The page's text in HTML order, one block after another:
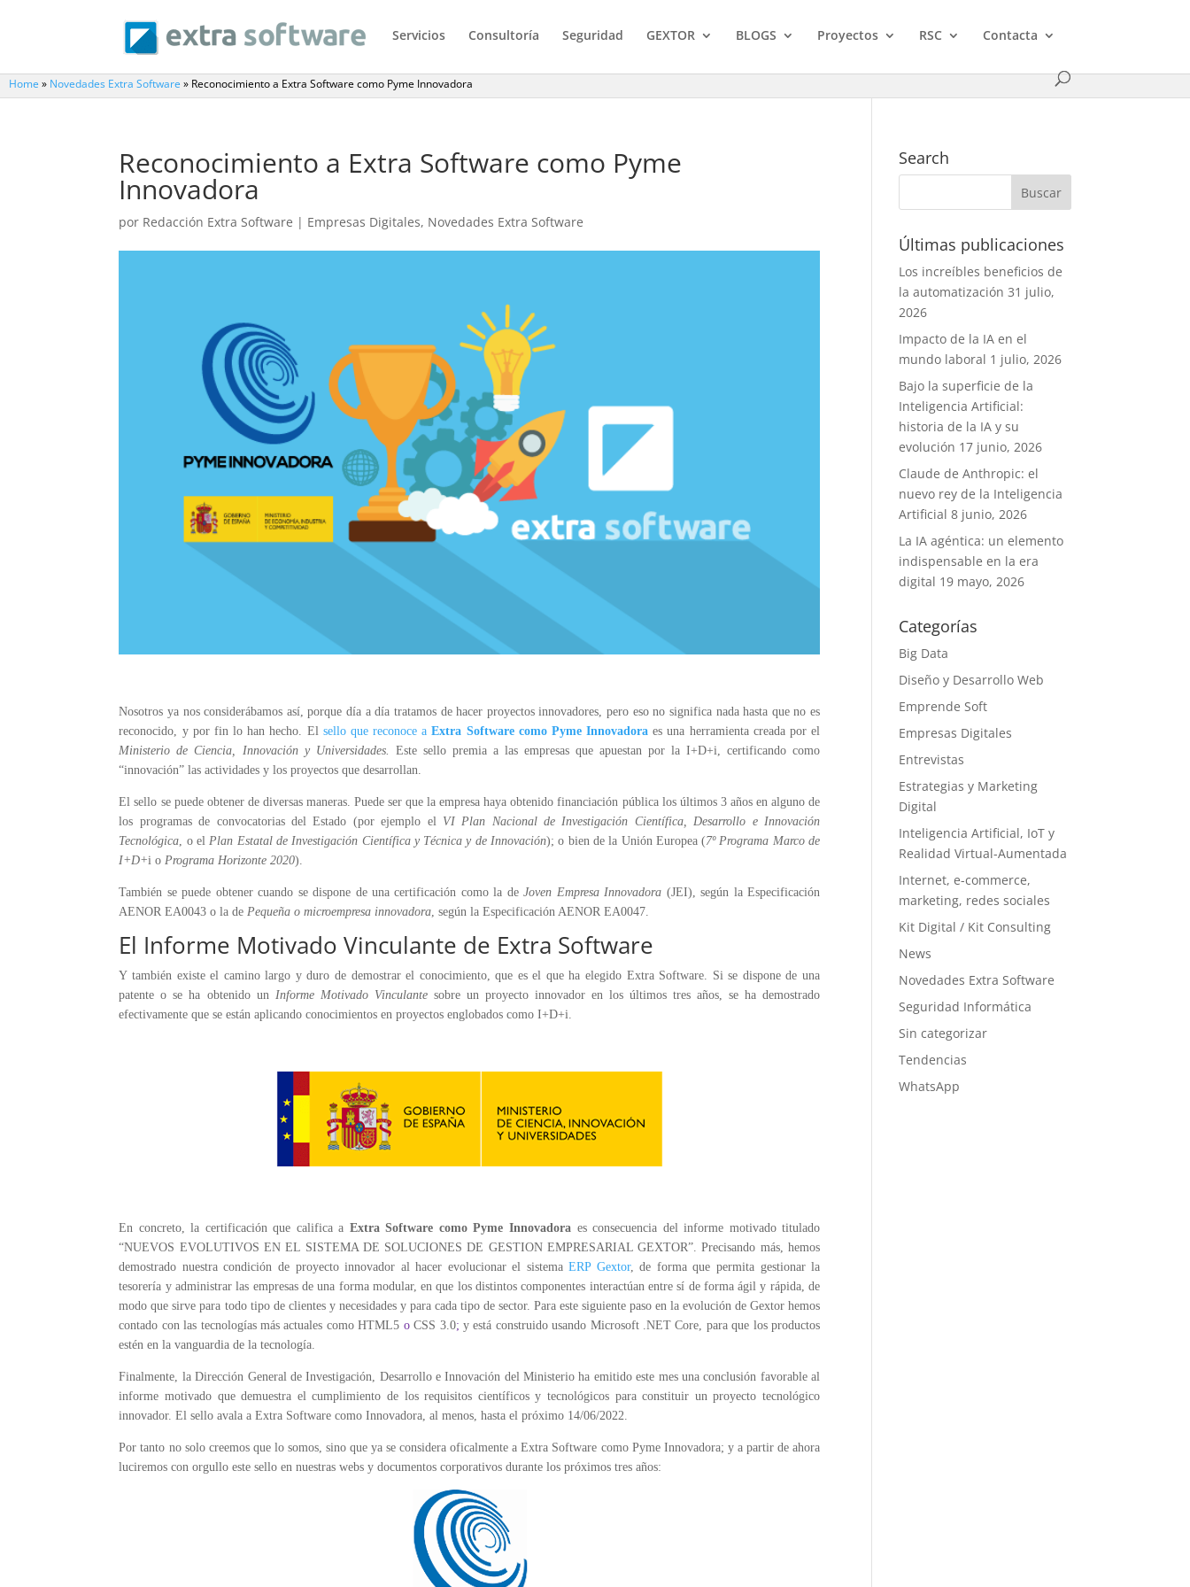
Servicios Consultoría Seguridad GEXTOR BLOGS Proyectos RSC Contacta
Home » Novedades Extra Software » Reconocimiento a Extra Software como Pyme Innovadora
Reconocimiento a Extra Software como Pyme
Innovadora
por Redacción Extra Software | Empresas Digitales, Novedades Extra Software
Nosotros ya nos considerábamos así, porque día a día tratamos de hacer proyectos innovadores, pero eso no significa nada hasta que no es
reconocido, y por fin lo han hecho. El sello que reconoce aExtra Software como Pyme Innovadora es una herramienta creada por el
Ministerio de Ciencia, Innovación y Universidades. Este sello premia a las empresas que apuestan por la I+D+i, certificando como
“innovación” las actividades y los proyectos que desarrollan.
El sello se puede obtener de diversas maneras. Puede ser que la empresa haya obtenido financiación pública los últimos 3 años en alguno de
los programas de convocatorias del Estado (por ejemplo el VI Plan Nacional de Investigación Científica, Desarrollo e Innovación
Tecnológica, o elPlan Estatal de Investigación Científica y Técnica y de Innovación); o bien de la Unión Europea (7º Programa Marco de
I+D+i oPrograma Horizonte 2020).
También se puede obtener cuando se dispone de una certificación como la de Joven Empresa Innovadora (JEI), según la Especificación
AENOR EA0043 o la de Pequeña o microempresa innovadora, según la Especificación AENOR EA0047.
El Informe Motivado Vinculante de Extra Software
Y también existe el camino largo y duro de demostrar el conocimiento, que es el que ha elegido Extra Software. Si se dispone de una
patente o se ha obtenido un Informe Motivado Vinculantesobre un proyecto innovador en los últimos tres años, se ha demostrado
efectivamente que se están aplicando conocimientos en proyectos englobados como I+D+i.
En concreto, la certificación que califica a Extra Software como Pyme Innovadora es consecuencia del informe motivado titulado
“NUEVOS EVOLUTIVOS EN EL SISTEMA DE SOLUCIONES DE GESTION EMPRESARIAL GEXTOR”. Precisando más, hemos
demostrado nuestra condición de proyecto innovador al hacer evolucionar el sistemaERP Gextor, de forma que permita gestionar la
tesorería y administrar las empresas de una forma modular, en que los distintos componentes interactúan entre sí de forma ágil y rápida, de
modo que sirve para todo tipo de clientes y necesidades y para cada tipo de sector. Para este siguiente paso en la evolución de Gextor hemos
contado con las tecnologías más actuales como HTML5 oCSS 3.0; y está construido usando Microsoft .NET Core, para que los productos
estén en la vanguardia de la tecnología.
Finalmente, la Dirección General de Investigación, Desarrollo e Innovación del Ministerio ha emitido este mes una conclusión favorable al
informe motivado que demuestra el cumplimiento de los requisitos científicos y tecnológicos para constituir un proyecto tecnológico
innovador. El sello avala a Extra Software como Innovadora, al menos, hasta el próximo 14/06/2022.
Por tanto no solo creemos que lo somos, sino que ya se considera oficalmente a Extra Software como Pyme Innovadora; y a partir de ahora
luciremos con orgullo este sello en nuestras webs y documentos corporativos durante los próximos tres años:
Search
Últimas publicaciones
Los increíbles beneficios de
la automatización 31 julio,
2026
Impacto de la IA en el
mundo laboral 1 julio, 2026
Bajo la superficie de la
Inteligencia Artificial:
historia de la IA y su
evolución 17 junio, 2026
Claude de Anthropic: el
nuevo rey de la Inteligencia
Artificial 8 junio, 2026
La IA agéntica: un elemento
indispensable en la era
digital 19 mayo, 2026
Categorías
Big Data
Diseño y Desarrollo Web
Emprende Soft
Empresas Digitales
Entrevistas
Estrategias y Marketing
Digital
Inteligencia Artificial, IoT y
Realidad Virtual-Aumentada
Internet, e-commerce,
marketing, redes sociales
Kit Digital / Kit Consulting
News
Novedades Extra Software
Seguridad Informática
Sin categorizar
Tendencias
WhatsApp